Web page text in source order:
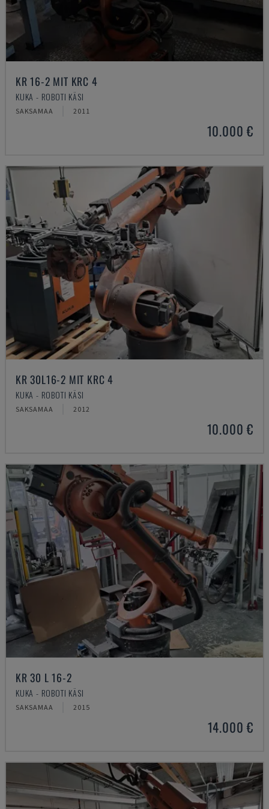
KR 16-2 MIT KRC 4
KUKA - ROBOTI KÄSI
SAKSAMAA 2011
10.000 €
KR 30L16-2 MIT KRC 4
KUKA - ROBOTI KÄSI
SAKSAMAA 2012
10.000 €
KR 30 L 16-2
KUKA - ROBOTI KÄSI
SAKSAMAA 2015
14.000 €